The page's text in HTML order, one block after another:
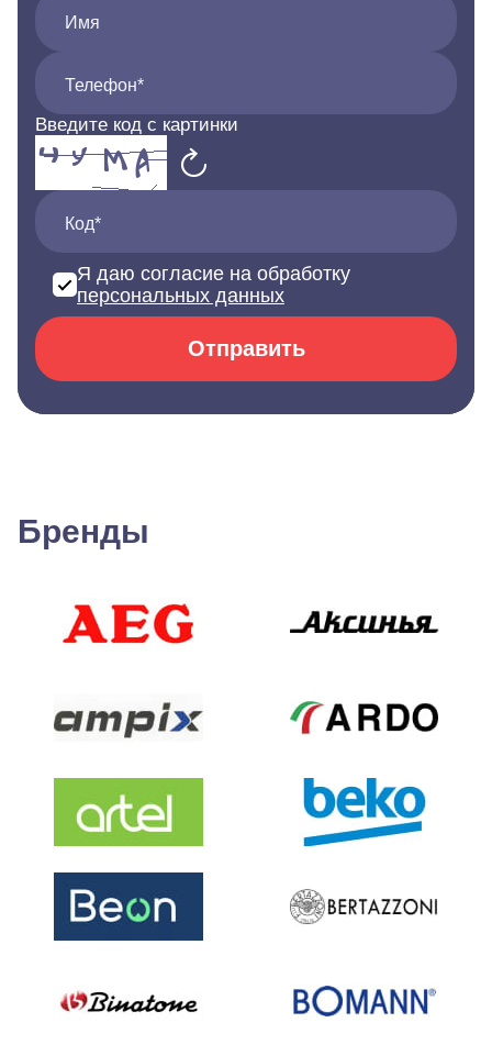
Имя
Телефон*
Введите код с картинки
Код*
Я даю согласие на обработку
персональных данных
Отправить
Бренды